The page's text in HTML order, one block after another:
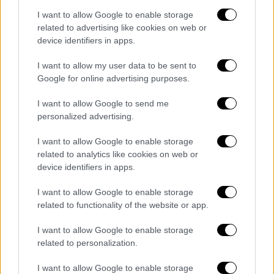
I want to allow Google to enable storage
related to advertising like cookies on web or
device identifiers in apps.
I want to allow my user data to be sent to
Google for online advertising purposes.
I want to allow Google to send me
personalized advertising.
I want to allow Google to enable storage
related to analytics like cookies on web or
device identifiers in apps.
I want to allow Google to enable storage
related to functionality of the website or app.
I want to allow Google to enable storage
related to personalization.
I want to allow Google to enable storage
χαρακτηριστικά: «Έχουμε συντονιστείόλα τα
εμπλεκόμενα Υπουργεία καιείναι θέμα
ημερώννα κάνουμε τις τελικές μας
ανακοινώσεις. Σκοπός μας είναι να κάνουμε
ένα τελείως καινούργιο περιβάλλον για τον
Αναγνωρίζω πλήρως το πρόβλημα
έλλειψη νοσηλευτών στο ΕΣΥ, ότι πρέπει να
κάνουμε πιο ελκυστικό το επάγγελμα, ότι
πρέπει να καταλήξουμε σε υψηλότερες
πολύ. Όλα τα αναγνωρίζουμε. Τώρα πρέπει
να δούμε πώς αυτή η αναγνώριση θα πάρει
πρακτική εφαρμογή. Δεν καθόμαστε.Ένα-ένα
τα λύνουμε τα προβλήματα
Μέσα στον Μάιο θα γίνει η ανακοίνωση.